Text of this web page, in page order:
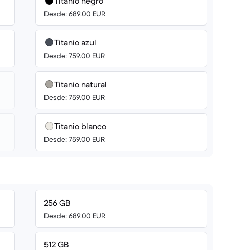
Desde: 689.00 EUR
Titanio azul
Desde: 759.00 EUR
Titanio natural
Desde: 759.00 EUR
Titanio blanco
Desde: 759.00 EUR
256 GB
Desde: 689.00 EUR
512 GB